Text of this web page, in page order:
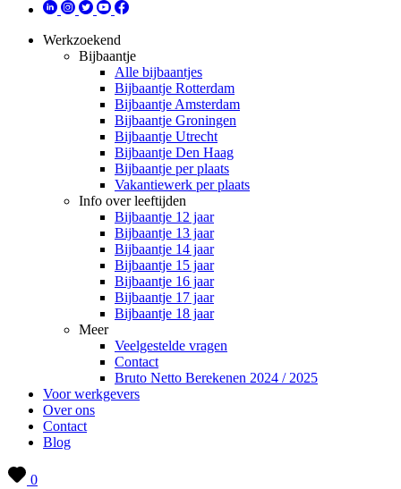
Werkzoekend
Bijbaantje
Alle bijbaantjes
Bijbaantje Rotterdam
Bijbaantje Amsterdam
Bijbaantje Groningen
Bijbaantje Utrecht
Bijbaantje Den Haag
Bijbaantje per plaats
Vakantiewerk per plaats
Info over leeftijden
Bijbaantje 12 jaar
Bijbaantje 13 jaar
Bijbaantje 14 jaar
Bijbaantje 15 jaar
Bijbaantje 16 jaar
Bijbaantje 17 jaar
Bijbaantje 18 jaar
Meer
Veelgestelde vragen
Contact
Bruto Netto Berekenen 2024 / 2025
Voor werkgevers
Over ons
Contact
Blog
0